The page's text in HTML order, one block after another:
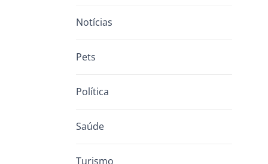
Notícias
Pets
Política
Saúde
Turismo